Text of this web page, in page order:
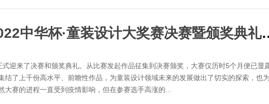
汇聚初心，定义未来 2022中
迎来了决赛和颁奖典礼。从比赛发起作品征集到决赛颁奖，大赛仅历时5个月便已显
结了上千份高水平、前瞻性作品，为童装设计领域未来的发展做出了切实的探索，也
赛的进程一直受到疫情影响，但在参赛选手高涨的...